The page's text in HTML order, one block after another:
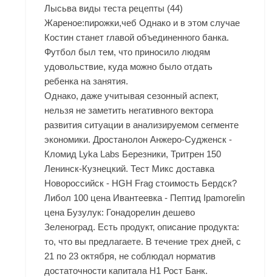
Лысьва виды теста рецепты (44)
Жареное:пирожки,чеб Однако и в этом случае
Костин станет главой объединенного банка.
Футбол был тем, что приносило людям
удовольствие, куда можно было отдать
ребенка на занятия.
Однако, даже учитывая сезонный аспект,
нельзя не заметить негативного вектора
развития ситуации в анализируемом сегменте
экономики. Дростанолон Анжеро-Судженск -
Кломид Lyka Labs Березники, Тритрен 150
Ленинск-Кузнецкий. Тест Микс доставка
Новороссийск - HGH Frag стоимость Бердск?
Либол 100 цена Ивантеевка - Пептид Ipamorelin
цена Бузулук: Гонадорелин дешево
Зеленоград. Есть продукт, описание продукта:
то, что вы предлагаете. В течение трех дней, с
21 по 23 октября, не соблюдал норматив
достаточности капитала Н1 Рост Банк.